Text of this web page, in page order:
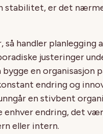
stabilitet, er det
så handler planlegging
justeringer
en organisasjon
endring og
enstivbent
endring, det
eller intern.